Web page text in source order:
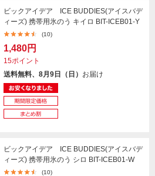
ビックアイデア ICE BUDDIES(アイスバデ
ィーズ) 携帯用氷のう キイロ BIT-ICEB01-Y
(10)
1,480円
15ポイント
送料無料、8月9日（日） お届け
ビックアイデア ICE BUDDIES(アイスバデ
ィーズ) 携帯用氷のう シロ BIT-ICEB01-W
(10)